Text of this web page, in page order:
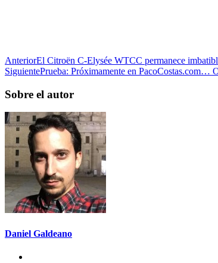
AnteriorEl Citroën C-Elysée WTCC permanece
SiguientePrueba: Próximamente en PacoCostas.com…
Sobre el autor
Daniel Galdeano